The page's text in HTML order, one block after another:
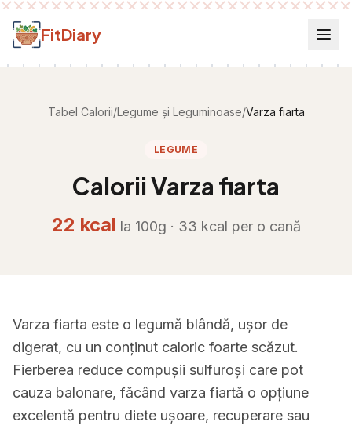
Salt la conținut
FitDiary
Tabel Calorii/Legume și Leguminoase/Varza fiarta
LEGUME
CaloriiVarza fiarta
22 kcal la 100g · 33 kcal per o cană
Varza fiarta este o legumă blândă, ușor de
digerat, cu un conținut caloric foarte scăzut.
Fierberea reduce compușii sulfuroși care pot
cauza balonare, făcând varza fiartă o opțiune
excelentă pentru diete ușoare, recuperare sau